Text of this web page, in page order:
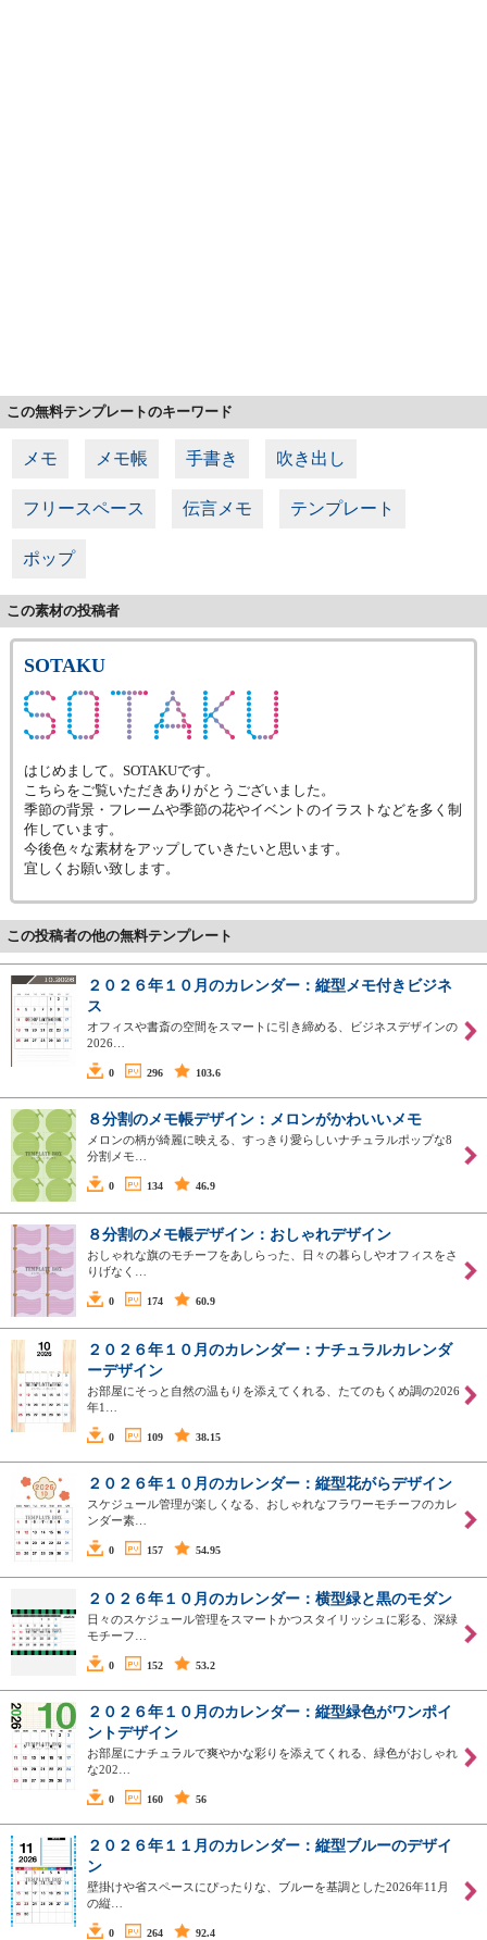
この無料テンプレートのキーワード
メモ メモ帳 手書き 吹き出し
フリースペース 伝言メモ テンプレート
ポップ
この素材の投稿者
SOTAKU
はじめまして。SOTAKUです。
こちらをご覧いただきありがとうございました。
季節の背景・フレームや季節の花やイベントのイラストなどを多く制
作しています。
今後色々な素材をアップしていきたいと思います。
宜しくお願い致します。
この投稿者の他の無料テンプレート
２０２６年１０月のカレンダー：縦型メモ付きビジネ
ス
オフィスや書斎の空間をスマートに引き締める、ビジネスデザインの
2026…
0 296 103.6
８分割のメモ帳デザイン：メロンがかわいいメモ
メロンの柄が綺麗に映える、すっきり愛らしいナチュラルポップな8
分割メモ…
0 134 46.9
８分割のメモ帳デザイン：おしゃれデザイン
おしゃれな旗のモチーフをあしらった、日々の暮らしやオフィスをさ
りげなく…
0 174 60.9
２０２６年１０月のカレンダー：ナチュラルカレンダ
ーデザイン
お部屋にそっと自然の温もりを添えてくれる、たてのもくめ調の2026
年1…
0 109 38.15
２０２６年１０月のカレンダー：縦型花がらデザイン
スケジュール管理が楽しくなる、おしゃれなフラワーモチーフのカレ
ンダー素…
0 157 54.95
２０２６年１０月のカレンダー：横型緑と黒のモダン
日々のスケジュール管理をスマートかつスタイリッシュに彩る、深緑
モチーフ…
0 152 53.2
２０２６年１０月のカレンダー：縦型緑色がワンポイ
ントデザイン
お部屋にナチュラルで爽やかな彩りを添えてくれる、緑色がおしゃれ
な202…
0 160 56
２０２６年１１月のカレンダー：縦型ブルーのデザイ
ン
壁掛けや省スペースにぴったりな、ブルーを基調とした2026年11月
の縦…
0 264 92.4